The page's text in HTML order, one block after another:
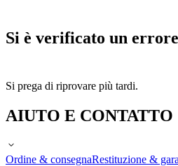
Si è verificato un
Si prega di riprovare più tardi.
AIUTO E CONTATTO
Ordine & consegnaRestituzione &